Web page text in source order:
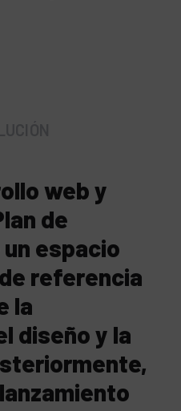
web y
de
espacio
referencia
la
diseño y la